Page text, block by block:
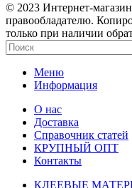
© 2023 Интернет-
правообладателю.
только при наличии
Меню
Информация
О нас
Доставка
Справочник статей
КРУПНЫЙ ОПТ
Контакты
КЛЕЕВЫЕ